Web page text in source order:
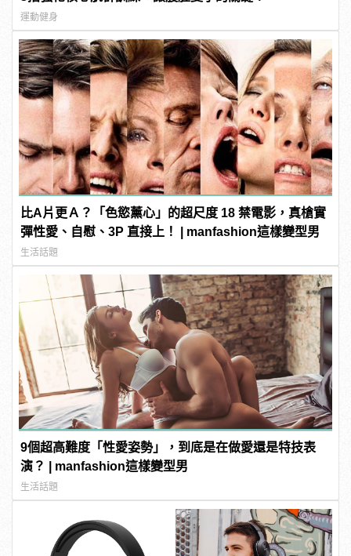
運動健身
比A片更Ａ？「色慾薰心」的超尺度 18 禁電影，真槍實
彈性愛、自慰、3P 直接上！ | manfashion這樣變型男
生活話題
9個超高難度「性愛姿勢」，到底是在做愛還是特技表
演？ | manfashion這樣變型男
生活話題